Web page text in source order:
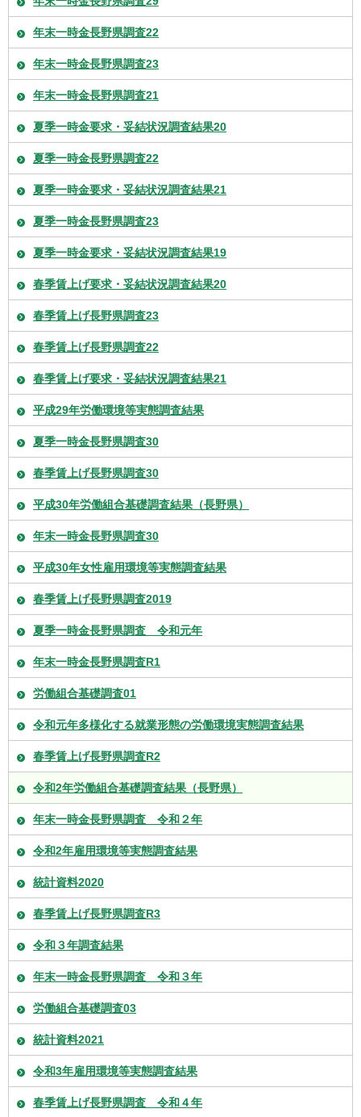
年末一時金長野県調査22
年末一時金長野県調査23
年末一時金長野県調査21
夏季一時金要求・妥結状況調査結果20
夏季一時金長野県調査22
夏季一時金要求・妥結状況調査結果21
夏季一時金長野県調査23
夏季一時金要求・妥結状況調査結果19
春季賃上げ要求・妥結状況調査結果20
春季賃上げ長野県調査23
春季賃上げ長野県調査22
春季賃上げ要求・妥結状況調査結果21
平成29年労働環境等実態調査結果
夏季一時金長野県調査30
春季賃上げ長野県調査30
平成30年労働組合基礎調査結果（長野県）
年末一時金長野県調査30
平成30年女性雇用環境等実態調査結果
春季賃上げ長野県調査2019
夏季一時金長野県調査 令和元年
年末一時金長野県調査R1
労働組合基礎調査01
令和元年多様化する就業形態の労働環境実態調査結果
春季賃上げ長野県調査R2
令和2年労働組合基礎調査結果（長野県）
年末一時金長野県調査 令和２年
令和2年雇用環境等実態調査結果
統計資料2020
春季賃上げ長野県調査R3
令和３年調査結果
年末一時金長野県調査 令和３年
労働組合基礎調査03
統計資料2021
令和3年雇用環境等実態調査結果
春季賃上げ長野県調査 令和４年